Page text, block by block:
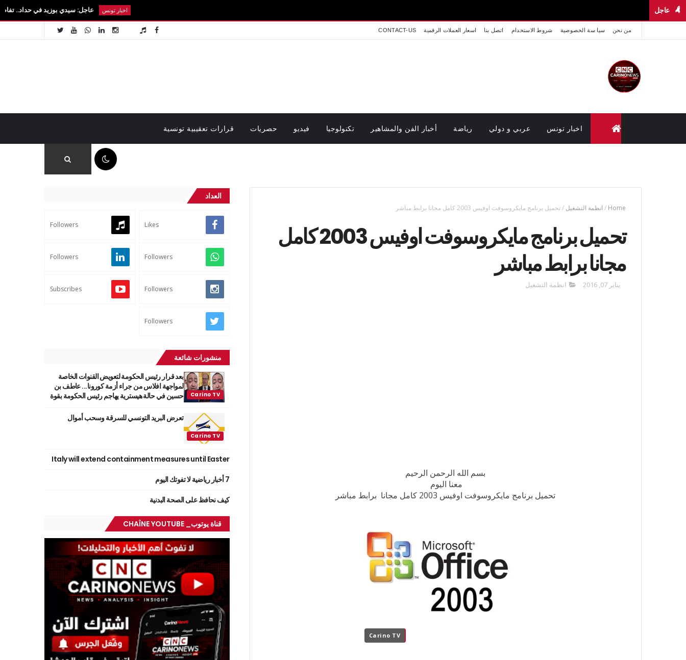
عاجل عاجل: سيدي بوزيد في حداد.. تفاصيل رحيل
من نحن سيا سة الخصوصية شروط الاستخدام اتصل بنا اسعار العملات الرقمية CONTACT-US
اخبار تونس عربي و دولي رياضة أخبار الفن والمشاهير تكنولوجيا فيديو حصريات قرارات تعقيبية تونسية
Home
/ انظمة التشغيل /تحميل برنامج مايكروسوفت اوفيس 2003 كامل مجانا برابط مباشر
تحميل برنامج مايكروسوفت اوفيس 2003 كامل
مجانا برابط مباشر
يناير 07, 2016 انظمة التشغيل
بسم الله الرحمن الرحيم
معنا اليوم
تحميل برنامج مايكروسوفت اوفيس 2003 كامل مجانا برابط مباشر
Carino TV
العداد
Likes
Followers
Followers
Followers
Followers
Subscribes
Followers
منشورات شائعة
بعد قرار رئيس الحكومة لتعويض القنوات الخاصة
لمواجهة افلاس من جراء أزمة كورونا... عاطف بن
حسين في حالة هيسترية يهاجم رئيس الحكومة بقوة
تعرض البريد التونسي للسرقة وسحب أموال
Italy will extend containment measures until Easter
7 أخبار رياضية لا تفوتك اليوم
كيف نحافظ على الصحة البدنية
قناة يوتوب_ CHAÎNE YOUTUBE